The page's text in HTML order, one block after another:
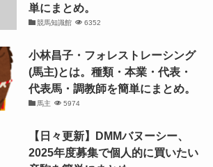
単にまとめ。
競馬知識館 6352
小林昌子・フォレストレーシング
(馬主)とは。種類・本業・代表・
代表馬・調教師を簡単にまとめ。
馬主 5974
【日々更新】DMMバヌーシー、
2025年度募集で個人的に買いたい